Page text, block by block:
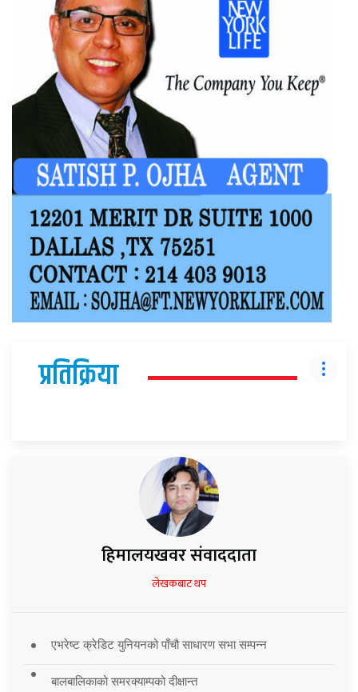
प्रतिक्रिया
हिमालयखवर संवाददाता
लेखकबाट थप
एभरेष्ट क्रेडिट युनियनको पाँचौ साधारण सभा सम्पन्न
बालबालिकाको समरक्याम्पको दीक्षान्त